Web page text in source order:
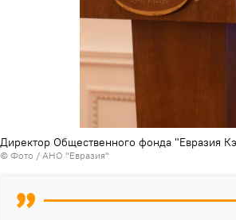
Директор Общественного фонда "Евразия
© Фото / АНО "Евразия"